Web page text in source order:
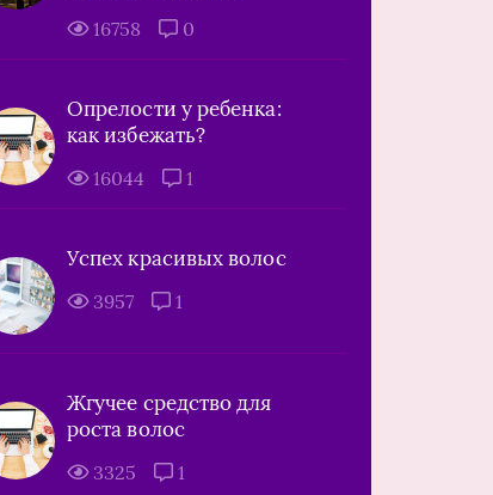
16758 0
Опрелости у ребенка:
как избежать?
16044 1
Успех красивых волос
3957 1
Жгучее средство для
роста волос
3325 1